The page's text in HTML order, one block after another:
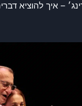
– איך להוציא